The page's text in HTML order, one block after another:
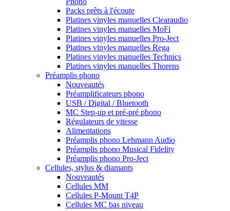
Packs prêts à l'écoute
Platines vinyles manuelles Clearaudio
Platines vinyles manuelles MoFi
Platines vinyles manuelles Pro-Ject
Platines vinyles manuelles Rega
Platines vinyles manuelles Technics
Platines vinyles manuelles Thorens
Préamplis phono
Nouveautés
Préamplificateurs phono
USB / Digital / Bluetooth
MC Step-up et pré-pré phono
Régulateurs de vitesse
Alimentations
Préamplis phono Lehmann Audio
Préamplis phono Musical Fidelity
Préamplis phono Pro-Ject
Cellules, stylus & diamants
Nouveautés
Cellules MM
Cellules P-Mount T4P
Cellules MC bas niveau